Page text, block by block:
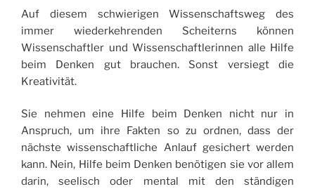
Auf diesem schwierigen Wissenschaftsweg des
immer wiederkehrenden Scheiterns können
Wissenschaftler und Wissenschaftlerinnen alle Hilfe
beim Denken gut brauchen. Sonst versiegt die
Kreativität.
Sie nehmen eine Hilfe beim Denken nicht nur in
Anspruch, um ihre Fakten so zu ordnen, dass der
nächste wissenschaftliche Anlauf gesichert werden
kann. Nein, Hilfe beim Denken benötigen sie vor allem
darin, seelisch oder mental mit den ständigen